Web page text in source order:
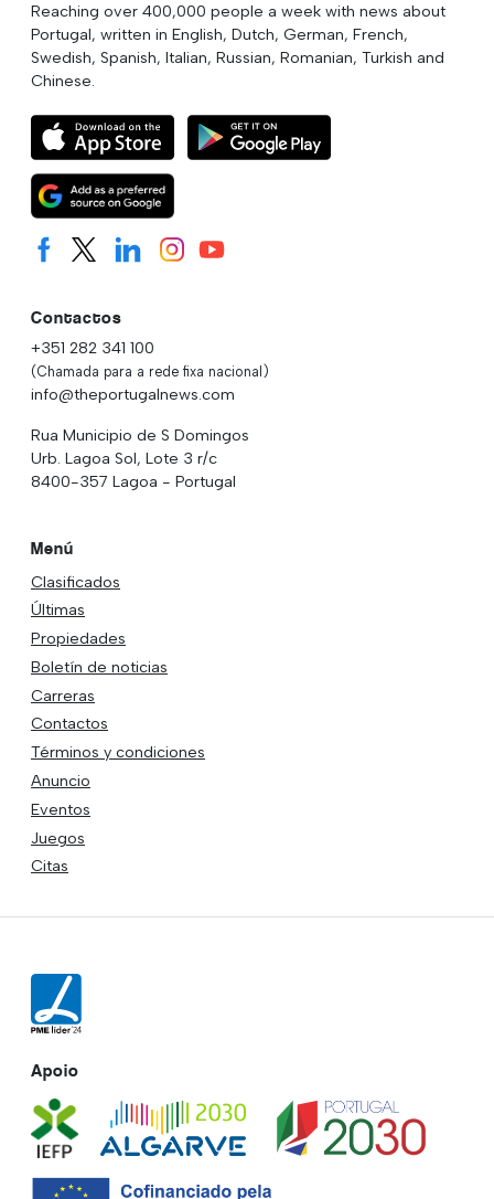
Reaching over 400,000 people a week with news about
Portugal, written in English, Dutch, German, French,
Swedish, Spanish, Italian, Russian, Romanian, Turkish and
Chinese.
Contactos
+351 282 341 100
(Chamada para a rede fixa nacional)
info@theportugalnews.com
Rua Municipio de S Domingos
Urb. Lagoa Sol, Lote 3 r/c
8400-357 Lagoa - Portugal
Menú
Clasificados
Últimas
Propiedades
Boletín de noticias
Carreras
Contactos
Términos y condiciones
Anuncio
Eventos
Juegos
Citas
Apoio